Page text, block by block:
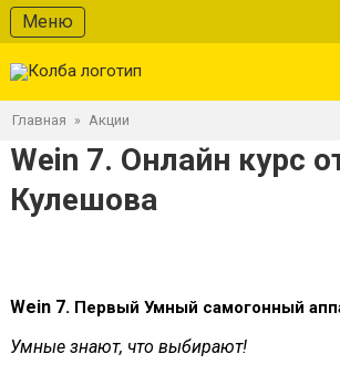
Меню
Главная » Акции
Wein 7. Онлайн курс
Кулешова
Wein 7. Первый Умный самогонный
Умные знают, что выбирают!